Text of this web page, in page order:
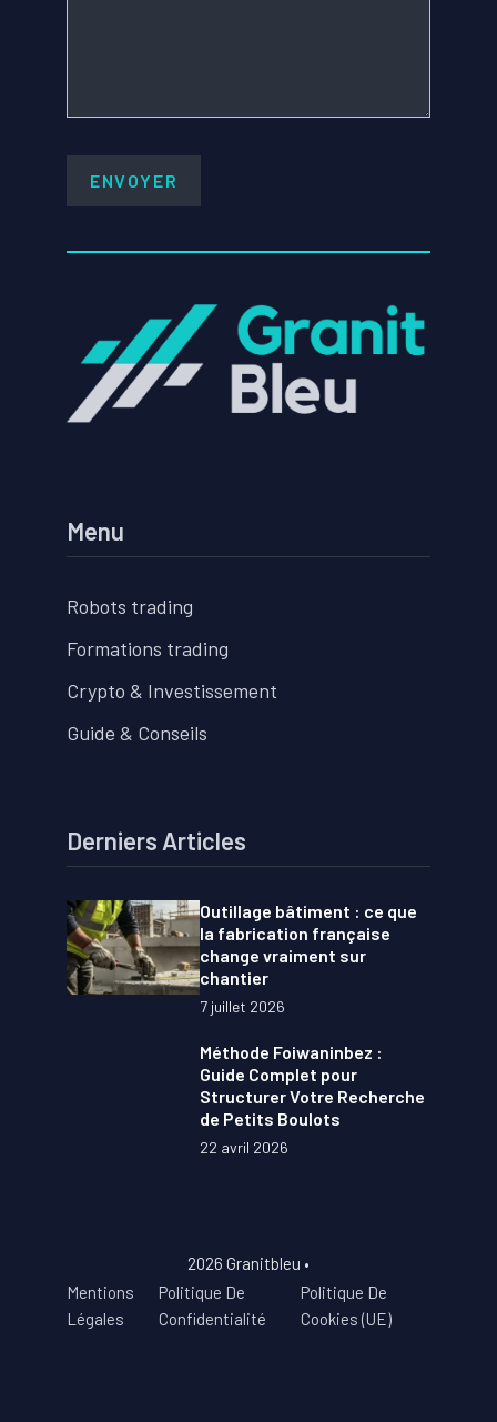
Menu
Robots trading
Formations trading
Crypto & Investissement
Guide & Conseils
Derniers Articles
Outillage bâtiment : ce que
la fabrication française
change vraiment sur
chantier
7 juillet 2026
Méthode Foiwaninbez :
Guide Complet pour
Structurer Votre Recherche
de Petits Boulots
22 avril 2026
2026 Granitbleu •
Mentions
Légales
Politique De
Confidentialité
Politique De
Cookies (UE)